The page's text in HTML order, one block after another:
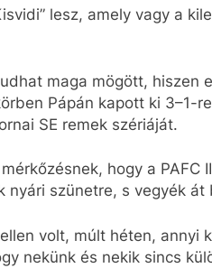
lesz, amely vagy a
maga mögött, hiszen
Pápán kapott ki 3–1-
SE remek szériáját.
hogy a PAFC
nyári szünetre, s vegyék át
volt, múlt héten, annyi
nekünk és nekik sincs